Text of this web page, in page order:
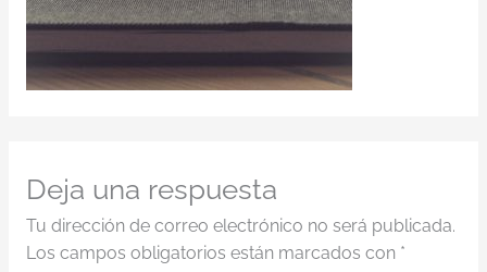
Deja una respuesta
Tu dirección de correo electrónico no será publicada.
Los campos obligatorios están marcados con *